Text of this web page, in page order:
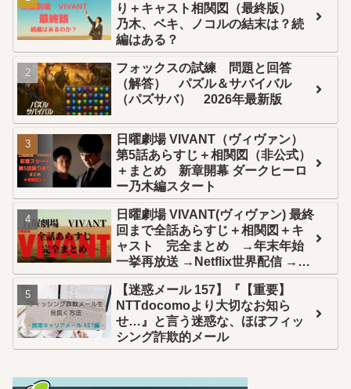
り＋キャスト相関図（最終版）
乃木、ベキ、ノコルの結末は？続
編はある？
フォックスの試練 問題と回答
（解答） パズル＆サバイバル
（パズサバ） 2026年最新版
日曜劇場 VIVANT（ヴィヴァン）
第5話あらすじ＋相関図（非公式）
＋まとめ 新章開幕 ダークヒーロ
ー乃木編スタート
日曜劇場 VIVANT(ヴィヴァン) 最終
回まで全話あらすじ＋相関図＋キ
ャスト 完全まとめ →年末年始
一挙再放送 →Netflix世界配信 →U-
NEXT全話配信
【迷惑メール 157】『【重要】
NTTdocomoより大切なお知ら
せ…』と言う迷惑な、ほぼフィッ
シング詐欺的メール